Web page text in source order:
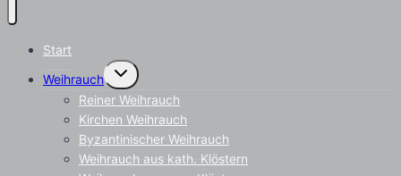
Start
Weihrauch
Untermenü
umschalten
Reiner Weihrauch
Kirchen Weihrauch
Byzantinischer Weihrauch
Weihrauch aus kath. Klöstern